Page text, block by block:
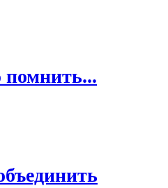
помнить...